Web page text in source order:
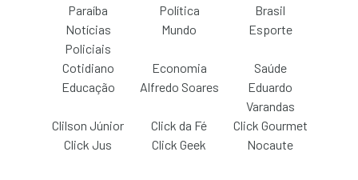
Paraíba Política
Brasil
Notícias
Policiais
Mundo Esporte
Cotidiano Economia
Saúde
Educação
Alfredo Soares
Eduardo
Varandas
Clilson Júnior
Click da Fé
Click Gourmet
Click Jus
Click Geek Nocaute